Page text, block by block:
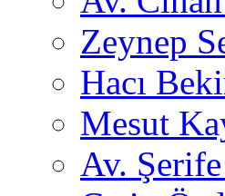
Zeynep
Hacı
Mesut
Av.